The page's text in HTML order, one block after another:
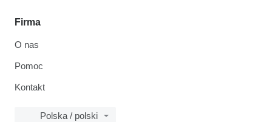
Firma
O nas
Pomoc
Kontakt
Polska / polski